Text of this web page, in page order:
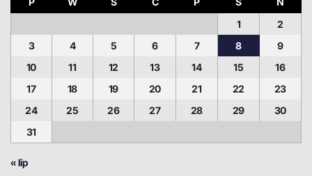
1
2
3
4 5 6 7 8
9
10
11 12 13 14 15
16
17
18 19 20 21 22
23
24
25 26 27 28 29
30
31
« lip